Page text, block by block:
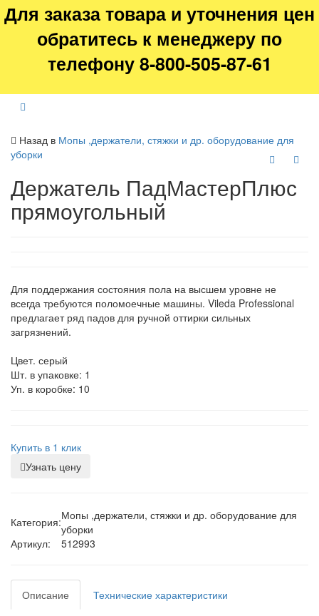
Для заказа товара и уточнения цен
обратитесь к менеджеру по
телефону 8-800-505-87-61
Назад в Мопы ,держатели, стяжки и др. оборудование для
уборки
Держатель ПадМастерПлюс
прямоугольный
Для поддержания состояния пола на высшем уровне не
всегда требуются поломоечные машины. Vileda Professional
предлагает ряд падов для ручной оттирки сильных
загрязнений.
Цвет. серый
Шт. в упаковке: 1
Уп. в коробке: 10
Купить в 1 клик
Узнать цену
Категория:Мопы ,держатели, стяжки и др. оборудование для
уборки
Артикул:
512993
Описание Технические характеристики